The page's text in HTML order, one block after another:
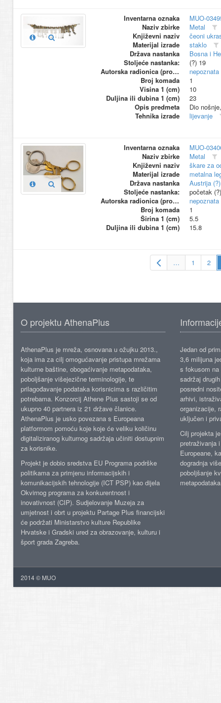
Inventarna oznaka
MUO-
Naziv zbirke
Metal
Književni naziv
čeoni
Materijal izrade
staklo
Država nastanka
Bosna i
Stoljeće nastanka:
(?) 19
Autorska radionica (proizvođač)
nepoznata
Broj komada
1
Visina 1 (cm)
10
Duljina ili dubina 1 (cm)
23
Opis predmeta
Dio
Tehnika izrade
lijevanje
Inventarna oznaka
MUO-
Naziv zbirke
Metal
Književni naziv
škare za
Materijal izrade
metalna
Država nastanka
Austrija (?)
Stoljeće nastanka:
početak
Autorska radionica (proizvođač)
nepoznata
Broj komada
1
Širina 1 (cm)
5.5
Duljina ili dubina 1 (cm)
15.8
… 1 2
O projektu AthenaPlus
AthenaPlus je mreža, osnovana u ožujku 2013.,
koja ima za cilj omogućavanje pristupa mrežama
kulturne baštine, obogaćivanje metapodataka,
poboljšanje višejezične terminologije, te
prilagođavanje podataka korisnicima s različitim
potrebama. Konzorcij Athene Plus sastoji se od
ukupno 40 partnera iz 21 države članice.
AthenaPlus je usko povezana s Europeana
platformom pomoću koje koje će veliku količinu
digitaliziranog kulturnog sadržaja učiniti dostupnim
za korisnike.
Projekt je dobio sredstva EU Programa podrške
politikama za primjenu informacijskih i
komunikacijskih tehnologije (ICT PSP) kao dijela
Okvirnog programa za konkurentnost i
inovativnost (CIP). Sudjelovanje Muzeja za
umjetnost i obrt u projektu Partage Plus financijski
će podržati Ministarstvo kulture Republike
Hrvatske i Gradski ured za obrazovanje, kulturu i
šport grada Zagreba.
Jedan od
3,6 milijuna
s fokusom
sadržaj
posredni
arhivi,
organizacije,
uključen i
Cilj projekta
pretraživanja
Europeane,
dogradnja
poboljšanje
2014 © MUO